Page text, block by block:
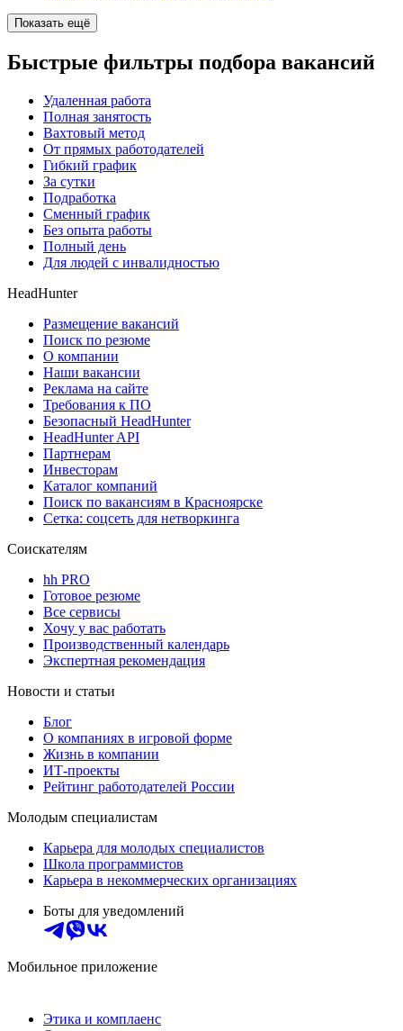
Показать ещё
Быстрые фильтры подбора вакансий
Удаленная работа
Полная занятость
Вахтовый метод
От прямых работодателей
Гибкий график
За сутки
Подработка
Сменный график
Без опыта работы
Полный день
Для людей с инвалидностью
HeadHunter
Размещение вакансий
Поиск по резюме
О компании
Наши вакансии
Реклама на сайте
Требования к ПО
Безопасный HeadHunter
HeadHunter API
Партнерам
Инвесторам
Каталог компаний
Поиск по вакансиям в Красноярске
Сетка: соцсеть для нетворкинга
Соискателям
hh PRO
Готовое резюме
Все сервисы
Хочу у вас работать
Производственный календарь
Экспертная рекомендация
Новости и статьи
Блог
О компаниях в игровой форме
Жизнь в компании
ИТ-проекты
Рейтинг работодателей России
Молодым специалистам
Карьера для молодых специалистов
Школа программистов
Карьера в некоммерческих организациях
Боты для уведомлений
Мобильное приложение
Этика и комплаенс